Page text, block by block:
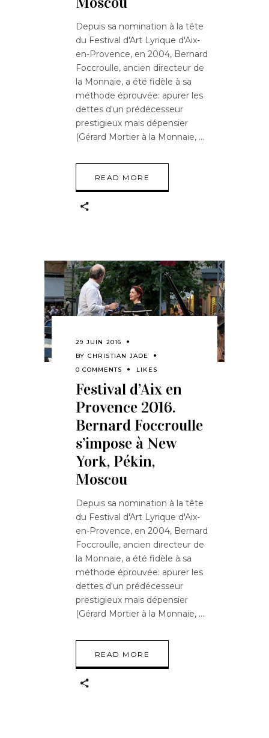
Depuis sa nomination à la tête
du Festival d'Art Lyrique d'Aix-
en-Provence, en 2004, Bernard
Foccroulle, ancien directeur de
la Monnaie, a été fidèle à sa
méthode éprouvée: apurer les
dettes d'un prédécesseur
prestigieux mais dépensier
(Gérard Mortier à la Monnaie,
READ MORE
29 JUIN 2016
BY CHRISTIAN JADE
0 COMMENTS
LIKES
Festival d’Aix en
Provence 2016.
Bernard Foccroulle
s’impose à New
York, Pékin,
Moscou
Depuis sa nomination à la tête
du Festival d'Art Lyrique d'Aix-
en-Provence, en 2004, Bernard
Foccroulle, ancien directeur de
la Monnaie, a été fidèle à sa
méthode éprouvée: apurer les
dettes d'un prédécesseur
prestigieux mais dépensier
(Gérard Mortier à la Monnaie,
READ MORE